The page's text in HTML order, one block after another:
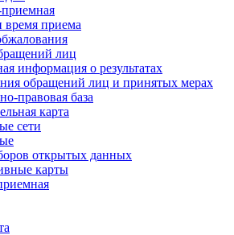
время приема
лиц
информация о результатах
обращений лиц и принятых мерах
правовая база
карта
сети
открытых данных
карты